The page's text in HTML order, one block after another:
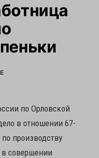
по Орловской
в отношении 67-
производству
в совершении